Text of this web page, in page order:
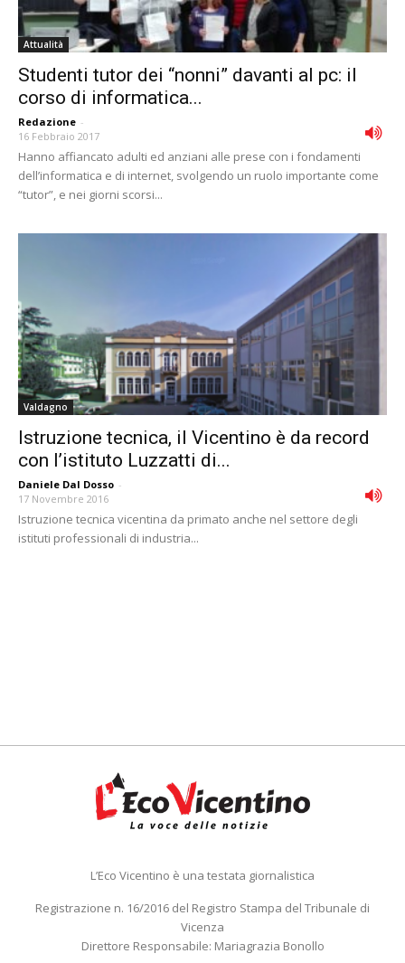
Attualità
Studenti tutor dei “nonni” davanti al pc: il
corso di informatica...
Redazione -
16 Febbraio 2017
Hanno affiancato adulti ed anziani alle prese con i fondamenti
dell’informatica e di internet, svolgendo un ruolo importante come
“tutor”, e nei giorni scorsi...
Valdagno
Istruzione tecnica, il Vicentino è da record
con l’istituto Luzzatti di...
Daniele Dal Dosso -
17 Novembre 2016
Istruzione tecnica vicentina da primato anche nel settore degli
istituti professionali di industria...
L’Eco Vicentino è una testata giornalistica
Registrazione n. 16/2016 del Registro Stampa del Tribunale di
Vicenza
Direttore Responsabile: Mariagrazia Bonollo